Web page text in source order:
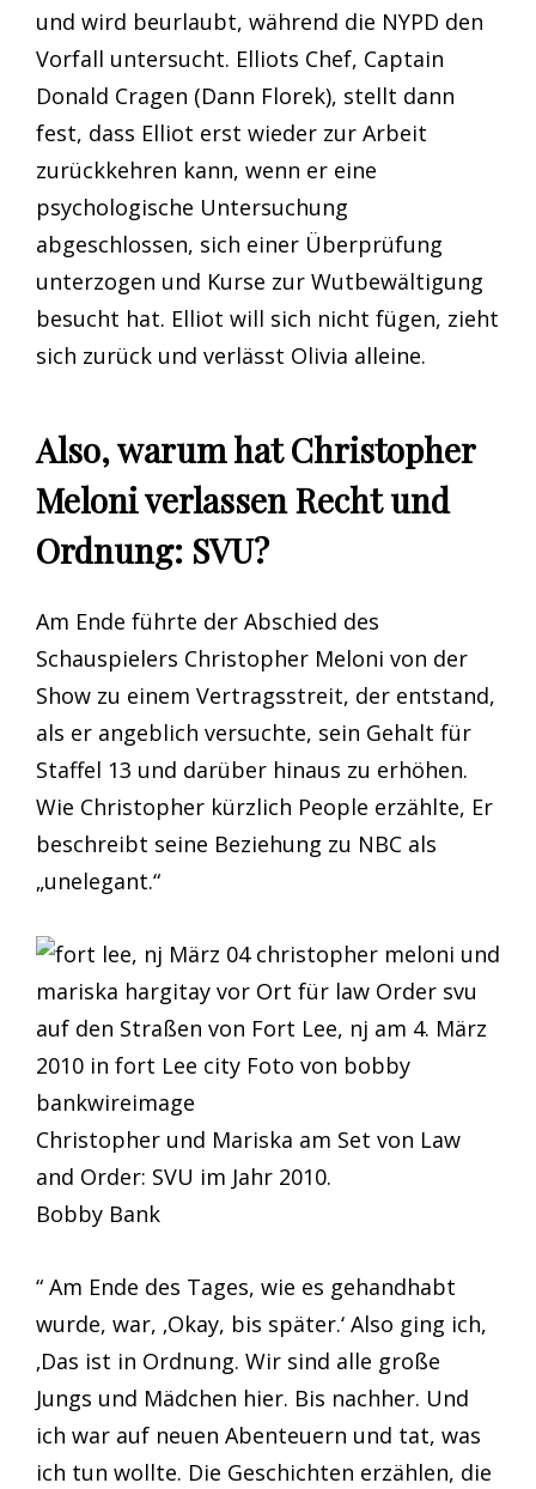
und wird beurlaubt, während die NYPD den
Vorfall untersucht. Elliots Chef, Captain
Donald Cragen (Dann Florek), stellt dann
fest, dass Elliot erst wieder zur Arbeit
zurückkehren kann, wenn er eine
psychologische Untersuchung
abgeschlossen, sich einer Überprüfung
unterzogen und Kurse zur Wutbewältigung
besucht hat. Elliot will sich nicht fügen, zieht
sich zurück und verlässt Olivia alleine.
Also, warum hat Christopher
Meloni verlassen Recht und
Ordnung: SVU?
Am Ende führte der Abschied des
Schauspielers Christopher Meloni von der
Show zu einem Vertragsstreit, der entstand,
als er angeblich versuchte, sein Gehalt für
Staffel 13 und darüber hinaus zu erhöhen.
Wie Christopher kürzlich People erzählte, Er
beschreibt seine Beziehung zu NBC als
„unelegant.“
Christopher und Mariska am Set von Law
and Order: SVU im Jahr 2010.
Bobby Bank
“ Am Ende des Tages, wie es gehandhabt
wurde, war, ‚Okay, bis später.‘ Also ging ich,
‚Das ist in Ordnung. Wir sind alle große
Jungs und Mädchen hier. Bis nachher. Und
ich war auf neuen Abenteuern und tat, was
ich tun wollte. Die Geschichten erzählen, die